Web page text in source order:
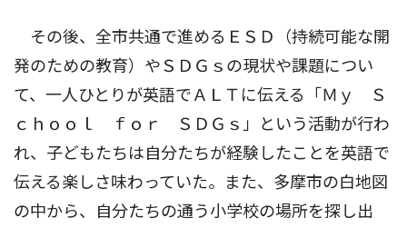
その後、全市共通で進めるＥＳＤ（持続可能な開
発のための教育）やＳＤＧｓの現状や課題につい
て、一人ひとりが英語でＡＬＴに伝える「Ｍｙ Ｓ
ｃｈｏｏｌ ｆｏｒ ＳＤＧｓ」という活動が行わ
れ、子どもたちは自分たちが経験したことを英語で
伝える楽しさ味わっていた。また、多摩市の白地図
の中から、自分たちの通う小学校の場所を探し出